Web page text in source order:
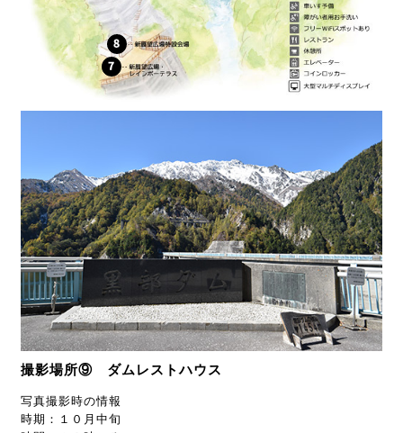
撮影場所⑨ ダムレストハウス
写真撮影時の情報
時期：１０月中旬